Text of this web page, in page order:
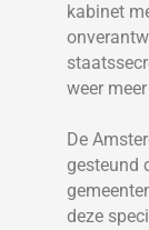
kabinet
weer
De
gesteund
deze